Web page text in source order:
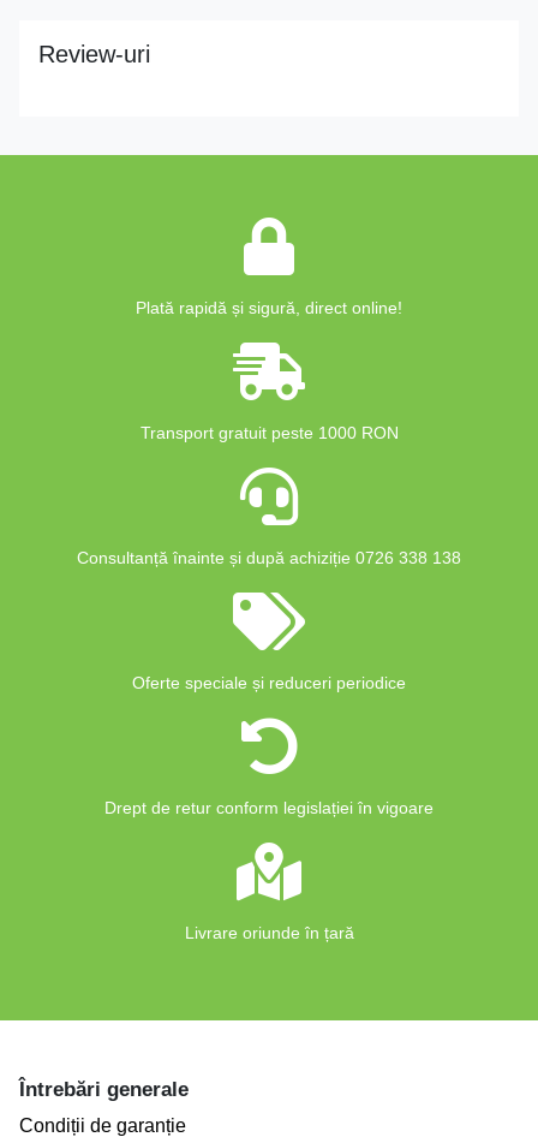
Review-uri
Plată rapidă și sigură, direct online!
Transport gratuit peste 1000 RON
Consultanță înainte și după achiziție 0726 338 138
Oferte speciale și reduceri periodice
Drept de retur conform legislației în vigoare
Livrare oriunde în țară
Întrebări generale
Condiții de garanție